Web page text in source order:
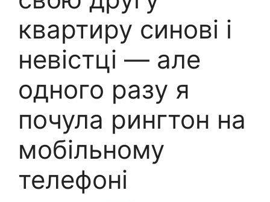
квартиру синові і
невістці — але
одного разу я
почула рингтон на
мобільному
телефоні